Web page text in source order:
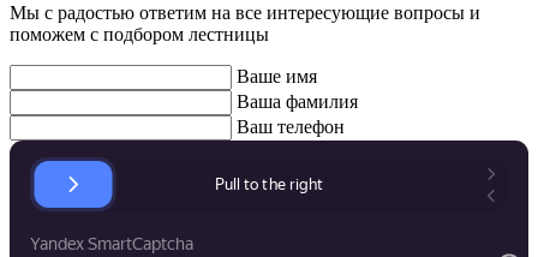
Мы с радостью ответим на все интересующие вопросы и
поможем с подбором лестницы
Ваше имя
Ваша фамилия
Ваш телефон